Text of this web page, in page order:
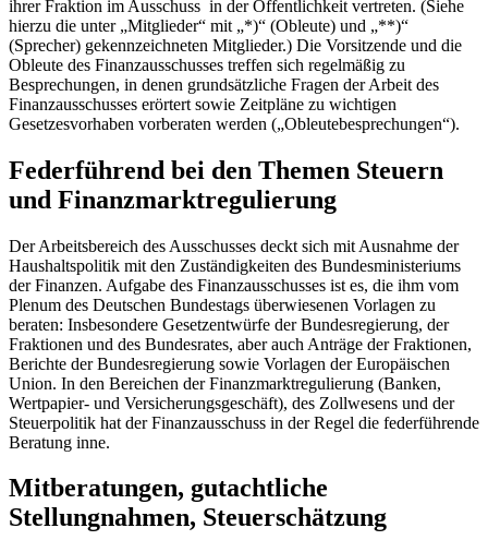
ihrer Fraktion im Ausschuss in der Öffentlichkeit vertreten. (Siehe
hierzu die unter „Mitglieder“ mit „*)“ (Obleute) und „**)“
(Sprecher) gekennzeichneten Mitglieder.) Die Vorsitzende und die
Obleute des Finanzausschusses treffen sich regelmäßig zu
Besprechungen, in denen grundsätzliche Fragen der Arbeit des
Finanzausschusses erörtert sowie Zeitpläne zu wichtigen
Gesetzesvorhaben vorberaten werden („Obleutebesprechungen“).
Federführend bei den Themen Steuern
und Finanzmarktregulierung
Der Arbeitsbereich des Ausschusses deckt sich mit Ausnahme der
Haushaltspolitik mit den Zuständigkeiten des Bundesministeriums
der Finanzen. Aufgabe des Finanzausschusses ist es, die ihm vom
Plenum des Deutschen Bundestags überwiesenen Vorlagen zu
beraten: Insbesondere Gesetzentwürfe der Bundesregierung, der
Fraktionen und des Bundesrates, aber auch Anträge der Fraktionen,
Berichte der Bundesregierung sowie Vorlagen der Europäischen
Union. In den Bereichen der Finanzmarktregulierung (Banken,
Wertpapier- und Versicherungsgeschäft), des Zollwesens und der
Steuerpolitik hat der Finanzausschuss in der Regel die federführende
Beratung inne.
Mitberatungen, gutachtliche
Stellungnahmen, Steuerschätzung